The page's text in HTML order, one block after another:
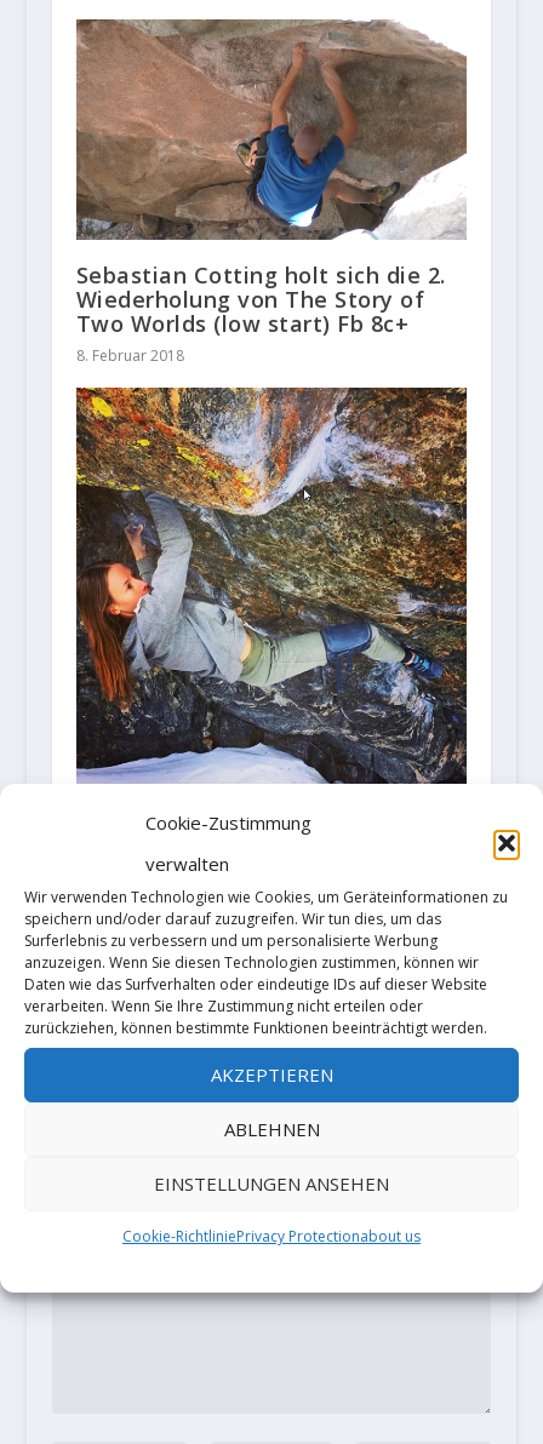
Cookie-Zustimmung
verwalten
Wir verwenden Technologien wie Cookies, um Geräteinformationen zu
speichern und/oder darauf zuzugreifen. Wir tun dies, um das
Surferlebnis zu verbessern und um personalisierte Werbung
anzuzeigen. Wenn Sie diesen Technologien zustimmen, können wir
Daten wie das Surfverhalten oder eindeutige IDs auf dieser Website
verarbeiten. Wenn Sie Ihre Zustimmung nicht erteilen oder
zurückziehen, können bestimmte Funktionen beeinträchtigt werden.
AKZEPTIEREN
ABLEHNEN
EINSTELLUNGEN ANSEHEN
Cookie-RichtliniePrivacy Protectionabout us
Sebastian Cotting holt sich die 2.
Wiederholung von The Story of
Two Worlds (low start) Fb 8c+
8. Februar 2018
Isabelle Faus schafft mit The Cat
Ranch ihren dritten Fb 8b Boulder
in diesem Jahr
17. Mai 2018
HINTERLASSE EINE ANTWORT
Deine E-Mail-Adresse wird nicht
Erforderliche Felder
markiert